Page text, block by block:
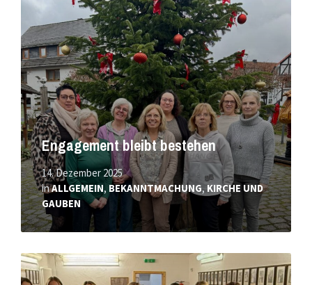
Engagement bleibt bestehen
14. Dezember 2025
inALLGEMEIN, BEKANNTMACHUNG, KIRCHE UND
GAUBEN
Mehr
erfahren